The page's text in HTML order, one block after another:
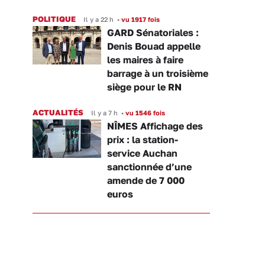
POLITIQUE Il y a 22 h • vu 1917 fois
GARD Sénatoriales :
Denis Bouad appelle
les maires à faire
barrage à un troisième
siège pour le RN
ACTUALITÉS Il y a 7 h • vu 1546 fois
NÎMES Affichage des
prix : la station-
service Auchan
sanctionnée d’une
amende de 7 000
euros